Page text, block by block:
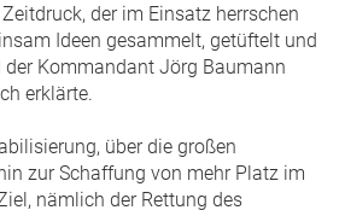
der im Einsatz herrschen
Ideen gesammelt, getüftelt und
Kommandant Jörg Baumann
erklärte.
über die großen
zur Schaffung von mehr Platz im
nämlich der Rettung des